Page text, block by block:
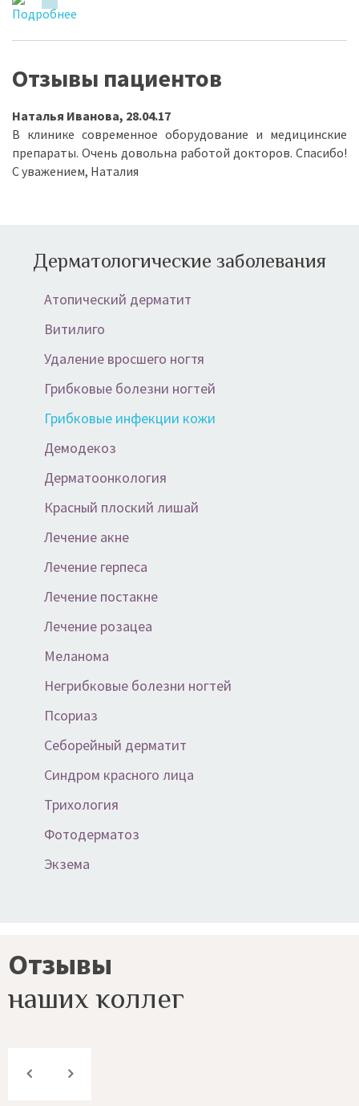
Отзывы пациентов
Наталья Иванова, 28.04.17
В клинике современное оборудование и медицинские
препараты. Очень довольна работой докторов. Спасибо!
С уважением, Наталия
Дерматологические заболевания
Атопический дерматит
Витилиго
Удаление вросшего ногтя
Грибковые болезни ногтей
Грибковые инфекции кожи
Демодекоз
Дерматоонкология
Красный плоский лишай
Лечение акне
Лечение герпеса
Лечение постакне
Лечение розацеа
Меланома
Негрибковые болезни ногтей
Псориаз
Себорейный дерматит
Синдром красного лица
Трихология
Фотодерматоз
Экзема
Отзывы
наших коллег